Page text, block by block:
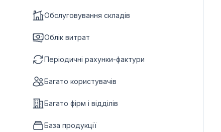
Обслуговування складів
Облік витрат
Періодичні рахунки-фактури
Багато користувачів
Багато фірм і відділів
База продукції